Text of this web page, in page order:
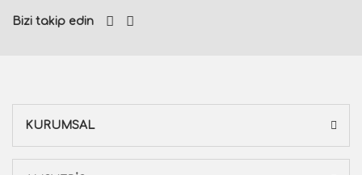
Bizi takip edin
KURUMSAL